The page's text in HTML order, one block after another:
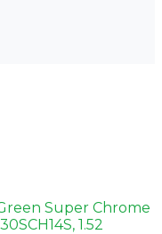
Super Chrome
1.52